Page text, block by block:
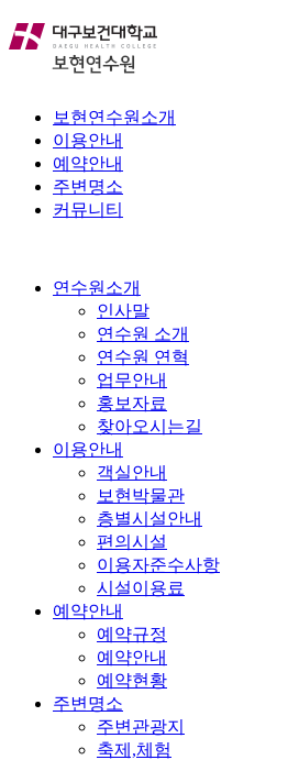
보현연수원소개
이용안내
예약안내
주변명소
커뮤니티
연수원소개
인사말
연수원 소개
연수원 연혁
업무안내
홍보자료
찾아오시는길
이용안내
객실안내
보현박물관
층별시설안내
편의시설
이용자준수사항
시설이용료
예약안내
예약규정
예약안내
예약현황
주변명소
주변관광지
축제,체험